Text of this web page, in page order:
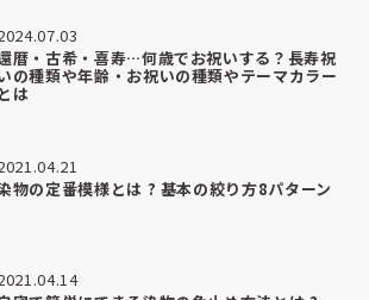
げます。
をプレゼントの際に、こちらにお願いしま
対応くださり、品もクオリティが高く、ま
した。
暦・古希・喜寿…何歳でお祝いする？長寿祝
の種類や年齢・お祝いの種類やテーマカラー
とは
物の定番模様とは ? 基本の絞り方8パターン